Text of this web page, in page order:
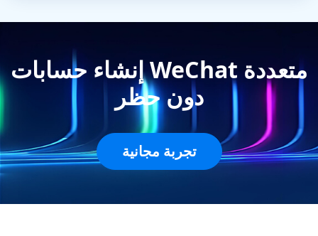
إنشاء حسابات WeChat متعددة
دون حظر
تجربة مجانية